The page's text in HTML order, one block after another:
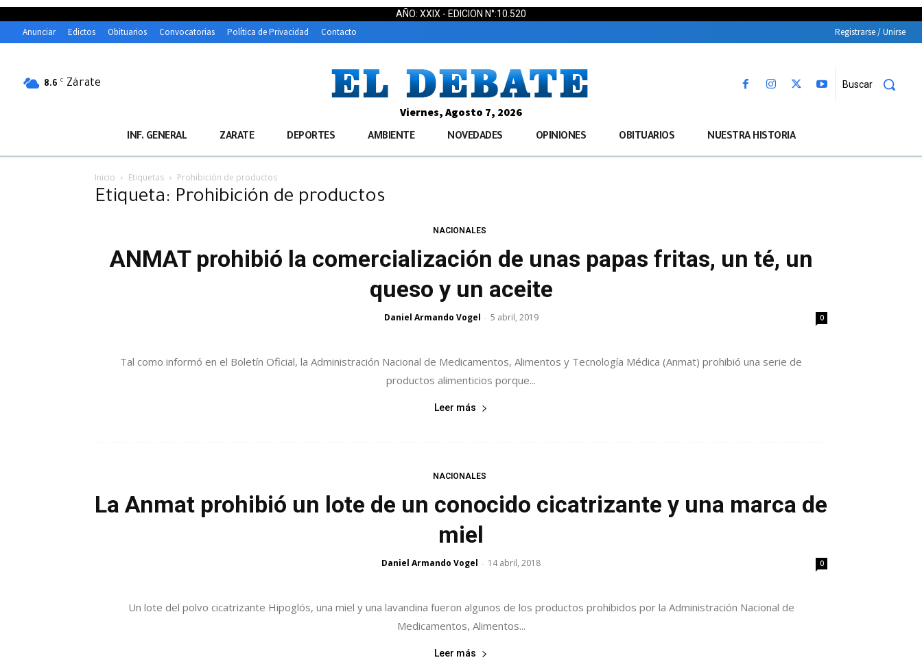
AÑO: XXIX - EDICION N°:10.520
Anunciar Edictos Obituarios Convocatorias Política de Privacidad Contacto Registrarse / Unirse
8.6 C Zárate Buscar
Viernes, Agosto 7, 2026
INF. GENERAL ZARATE DEPORTES AMBIENTE NOVEDADES OPINIONES OBITUARIOS NUESTRA HISTORIA
Inicio Etiquetas Prohibición de productos
Etiqueta: Prohibición de productos
NACIONALES
ANMAT prohibió la comercialización de unas papas fritas, un té, un
queso y un aceite
Daniel Armando Vogel - 5 abril, 2019 0
Tal como informó en el Boletín Oficial, la Administración Nacional de Medicamentos, Alimentos y Tecnología Médica (Anmat) prohibió una serie de
productos alimenticios porque...
Leer más
NACIONALES
La Anmat prohibió un lote de un conocido cicatrizante y una marca de
miel
Daniel Armando Vogel - 14 abril, 2018 0
Un lote del polvo cicatrizante Hipoglós, una miel y una lavandina fueron algunos de los productos prohibidos por la Administración Nacional de
Medicamentos, Alimentos...
Leer más